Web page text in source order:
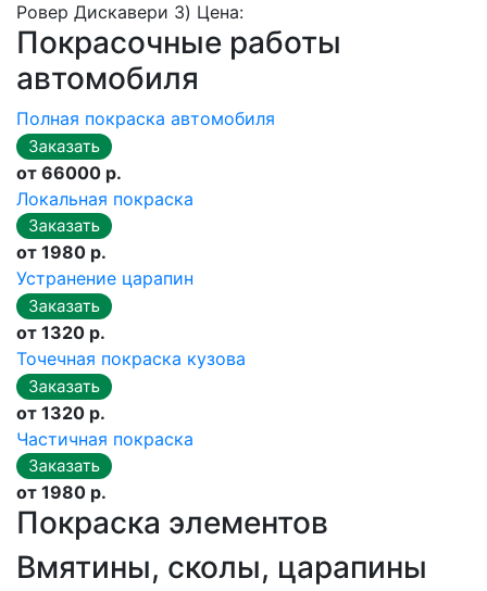
Ровер Дискавери 3) Цена:
Покрасочные работы
автомобиля
Полная покраска автомобиля
от 66000 р.
Локальная покраска
от 1980 р.
Устранение царапин
от 1320 р.
Точечная покраска кузова
от 1320 р.
Частичная покраска
от 1980 р.
Покраска элементов
Вмятины, сколы, царапины